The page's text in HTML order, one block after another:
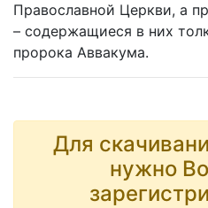
Православной Церкви, а
– содержащиеся в них
пророка Аввакума.
Для
нужно